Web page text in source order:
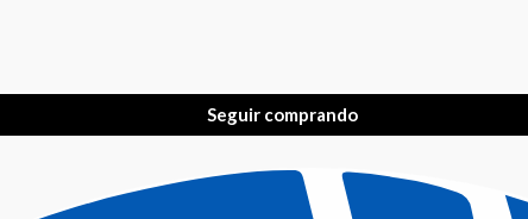
Seguir comprando